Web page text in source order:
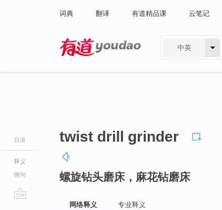
词典 翻译 有道精品课 云笔记
中英
目录
释义
例句
twist drill grinder
螺旋钻头磨床，麻花钻磨床
网络释义 专业释义